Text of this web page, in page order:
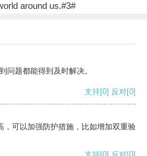
around us.#3#
问题都能得到及时解决。
支持[0] 反对[0]
，可以加强防护措施，比如增加双重验